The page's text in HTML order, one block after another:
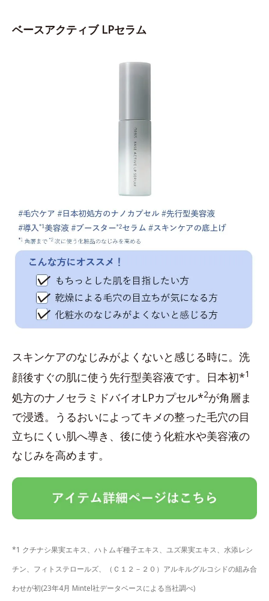
ベースアクティブ LPセラム
スキンケアのなじみがよくないと感じる時に。洗
顔後すぐの肌に使う先行型美容液です。日本初*1
処方のナノセラミドバイオLPカプセル*2が角層ま
で浸透。うるおいによってキメの整った毛穴の目
立ちにくい肌へ導き、後に使う化粧水や美容液の
なじみを高めます。
*1 クチナシ果実エキス、ハトムギ種子エキス、ユズ果実エキス、水添レシ
チン、フィトステロールズ、（Ｃ１２－２０）アルキルグルコシドの組み合
わせが初(23年4月 Mintel社データベースによる当社調べ)